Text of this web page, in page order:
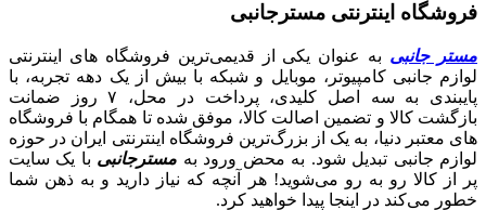
فروشگاه اینترنتی مسترجانبی
مستر جانبی به عنوان یکی از قدیمی‌ترین فروشگاه های اینترنتی
لوازم جانبی کامپیوتر، موبایل و شبکه با بیش از یک دهه تجربه، با
پایبندی به سه اصل کلیدی، پرداخت در محل، ۷ روز ضمانت
بازگشت کالا و تضمین اصالت کالا، موفق شده تا همگام با فروشگاه‌
های معتبر دنیا، به یک از بزرگ‌ترین فروشگاه اینترنتی ایران در حوزه
لوازم جانبی تبدیل شود. به محض ورود به مسترجانبی با یک سایت
پر از کالا رو به رو می‌شوید! هر آنچه که نیاز دارید و به ذهن شما
خطور می‌کند در اینجا پیدا خواهید کرد.